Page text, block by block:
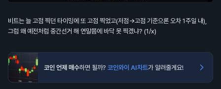
비트는 늘 고점 찍던 타이밍에 또 고점 찍었고(저점→고점 기준으론 오차 1주일 내),
그럼 왜 예전처럼 중간선거 해 연말쯤에 바닥 못 찍겠냐? (1/x)
코인 언제 매수하면 될까? 코인와이 AI차트가 알려줄게요!